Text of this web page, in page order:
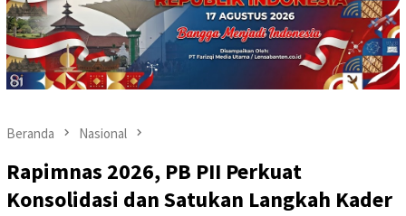
Beranda Nasional
Rapimnas 2026, PB PII Perkuat
Konsolidasi dan Satukan Langkah Kader